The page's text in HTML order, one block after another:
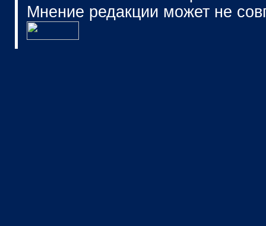
Мнение редакции может не